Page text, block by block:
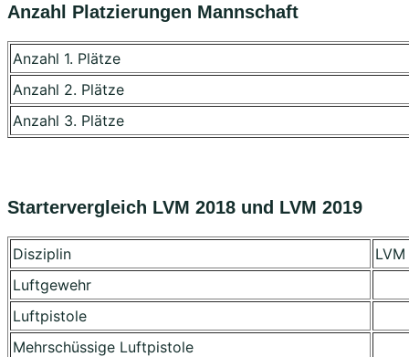
Anzahl Platzierungen Mannschaft
Anzahl 1. Plätze
Anzahl 2. Plätze
Anzahl 3. Plätze
Startervergleich LVM 2018 und LVM 2019
Disziplin
Luftgewehr
Luftpistole
Mehrschüssige Luftpistole